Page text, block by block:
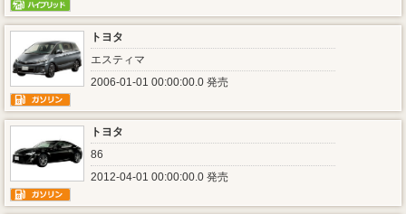
トヨタ
エスティマ
2006-01-01 00:00:00.0 発売
トヨタ
86
2012-04-01 00:00:00.0 発売